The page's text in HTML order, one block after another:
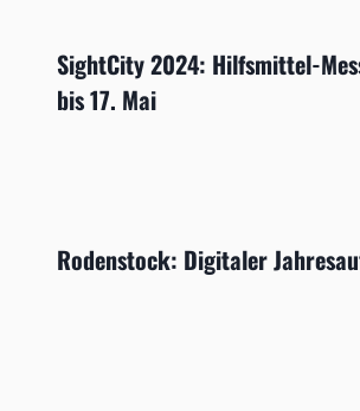
SightCity 2024: Hilfsmittel-
bis 17. Mai
Rodenstock: Digitaler